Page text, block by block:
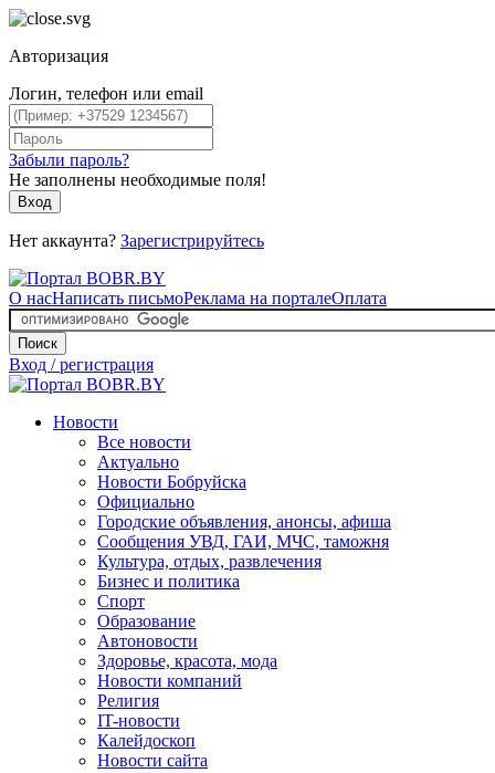
Авторизация
Логин, телефон или email
Забыли пароль?
Не заполнены необходимые поля!
Вход
Нет аккаунта? Зарегистрируйтесь
О насНаписать письмоРеклама на порталеОплата
Поиск
Вход / регистрация
Новости
Все новости
Актуально
Новости Бобруйска
Официально
Городские объявления, анонсы, афиша
Сообщения УВД, ГАИ, МЧС, таможня
Культура, отдых, развлечения
Бизнес и политика
Спорт
Образование
Автоновости
Здоровье, красота, мода
Новости компаний
Религия
IT-новости
Калейдоскоп
Новости сайта